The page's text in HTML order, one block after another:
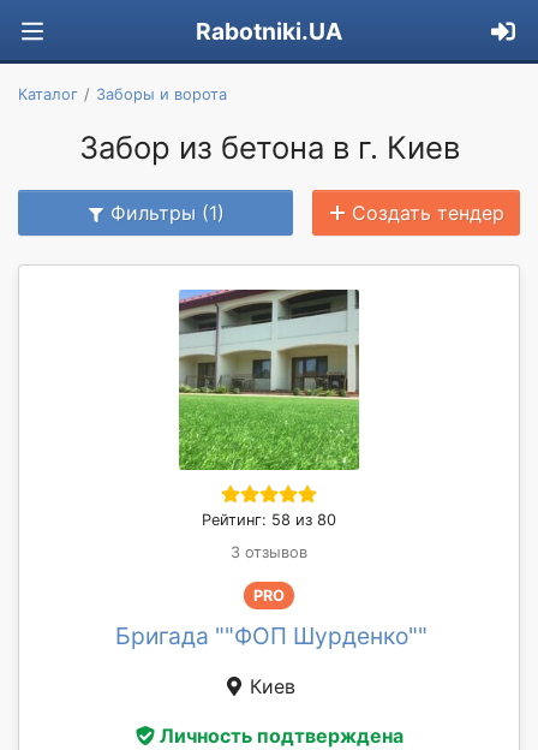
Rabotniki.UA
Каталог Заборы и ворота
Забор из бетона в г. Киев
Фильтры (1) Создать тендер
Рейтинг: 58 из 80
3 отзывов
PRO
Бригада ""ФОП Шурденко""
Киев
Личность подтверждена